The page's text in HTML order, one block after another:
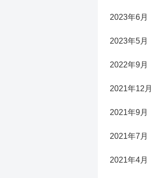
2023年6月
2023年5月
2022年9月
2021年12月
2021年9月
2021年7月
2021年4月